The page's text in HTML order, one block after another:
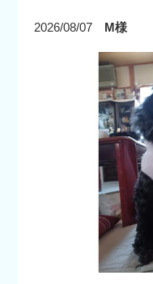
2026/08/07 M様